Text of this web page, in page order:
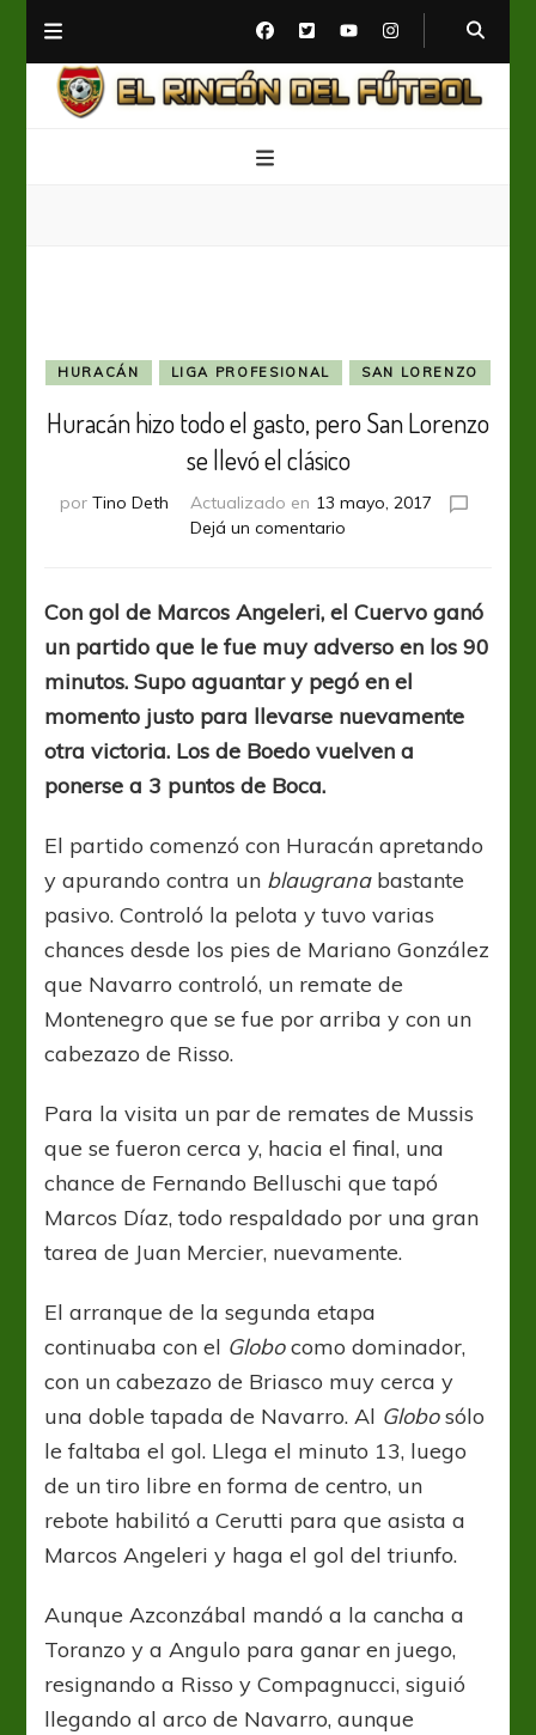
HURACÁN LIGA PROFESIONAL SAN LORENZO
Huracán hizo todo el gasto, pero San Lorenzo
se llevó el clásico
por Tino Deth Actualizado en 13 mayo, 2017
Dejá un comentario
todo
el
gasto,
pero
Lorenzo
se
Con gol de Marcos Angeleri, el Cuervo ganó
un partido que le fue muy adverso en los 90
minutos. Supo aguantar y pegó en el
momento justo para llevarse nuevamente
otra victoria. Los de Boedo vuelven a
ponerse a 3 puntos de Boca.
El partido comenzó con Huracán apretando
y apurando contra un blaugranabastante
pasivo. Controló la pelota y tuvo varias
chances desde los pies de Mariano González
que Navarro controló, un remate de
Montenegro que se fue por arriba y con un
cabezazo de Risso.
Para la visita un par de remates de Mussis
que se fueron cerca y, hacia el final, una
chance de Fernando Belluschi que tapó
Marcos Díaz, todo respaldado por una gran
tarea de Juan Mercier, nuevamente.
El arranque de la segunda etapa
continuaba con el Globocomo dominador,
con un cabezazo de Briasco muy cerca y
una doble tapada de Navarro. Al Globosólo
le faltaba el gol. Llega el minuto 13, luego
de un tiro libre en forma de centro, un
rebote habilitó a Cerutti para que asista a
Marcos Angeleri y haga el gol del triunfo.
Aunque Azconzábal mandó a la cancha a
Toranzo y a Angulo para ganar en juego,
resignando a Risso y Compagnucci, siguió
llegando al arco de Navarro, aunque